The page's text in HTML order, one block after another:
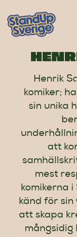
to
content
Standup-
Komiker
Lineup
Tidigare
Klubbar
Artiklar
Henrik
komiker;
sin unika
att
mest
komikerna
känd för sin
att skapa
mångsidig